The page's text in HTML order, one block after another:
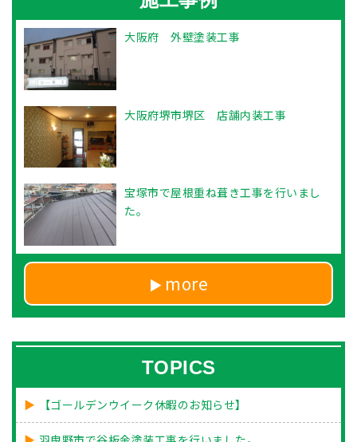
大阪府 外壁塗装工事
大阪府堺市堺区 店舗内装工事
宝塚市で屋根重ね葺き工事を行いまし
た。
more
TOPICS
【ゴールデンウイーク休暇のお知らせ】